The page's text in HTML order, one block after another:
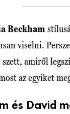
Beckham
viselni.
amiről
az egyiket
és David